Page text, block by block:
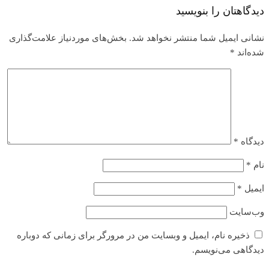
دیدگاهتان را بنویسید
نشانی ایمیل شما منتشر نخواهد شد. بخش‌های موردنیاز علامت‌گذاری
شده‌اند *
دیدگاه *
نام *
ایمیل *
وب‌سایت
ذخیره نام، ایمیل و وبسایت من در مرورگر برای زمانی که دوباره
دیدگاهی می‌نویسم.